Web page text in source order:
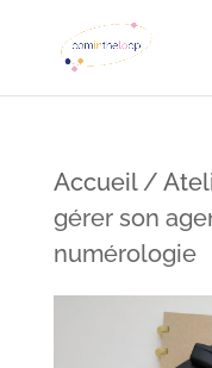
Accueil/
gérer son
numérologie